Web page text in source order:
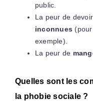
public.
La peur de
inconnues
exemple).
La peur de
Quelles sont les
la phobie sociale ?